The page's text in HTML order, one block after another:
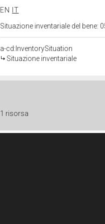
EN
IT
Situazione inventariale del bene:
a-cd:InventorySituation
Situazione inventariale
1 risorsa